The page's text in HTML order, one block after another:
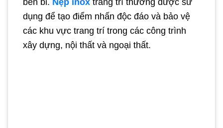
bền bỉ. Nẹp inox trang trí thường được sử
dụng để tạo điểm nhấn độc đáo và bảo vệ
các khu vực trang trí trong các công trình
xây dựng, nội thất và ngoại thất.